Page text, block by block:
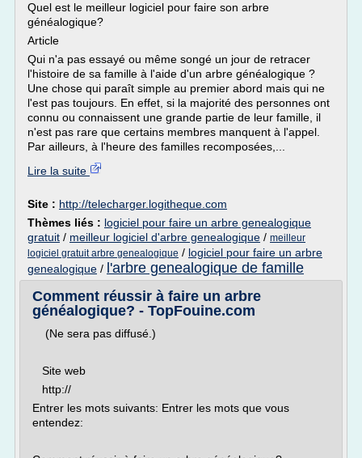
Quel est le meilleur logiciel pour faire son arbre
généalogique?
Article
Qui n'a pas essayé ou même songé un jour de retracer
l'histoire de sa famille à l'aide d'un arbre généalogique ?
Une chose qui paraît simple au premier abord mais qui ne
l'est pas toujours. En effet, si la majorité des personnes ont
connu ou connaissent une grande partie de leur famille, il
n'est pas rare que certains membres manquent à l'appel.
Par ailleurs, à l'heure des familles recomposées,...
Lire la suite
Site : http://telecharger.logitheque.com
Thèmes liés : logiciel pour faire un arbre genealogique
gratuit / meilleur logiciel d'arbre genealogique / meilleur
logiciel gratuit arbre genealogique / logiciel pour faire un arbre
genealogique / l'arbre genealogique de famille
Comment réussir à faire un arbre
généalogique? - TopFouine.com
(Ne sera pas diffusé.)
Site web
http://
Entrer les mots suivants: Entrer les mots que vous
entendez: